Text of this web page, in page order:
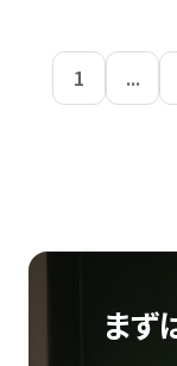
1 ...
まず